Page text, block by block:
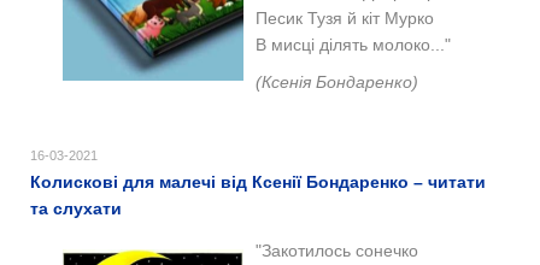
Песик Тузя й кіт Мурко
В мисці ділять молоко..."
(Ксенія Бондаренко)
16-03-2021
Колискові для малечі від Ксенії Бондаренко – читати
та слухати
"Закотилось сонечко